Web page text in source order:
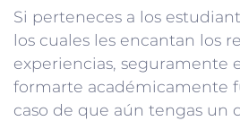
Si perteneces a los
los cuales les encantan los
experiencias, seguramente
formarte académicamente
caso de que aún tengas un